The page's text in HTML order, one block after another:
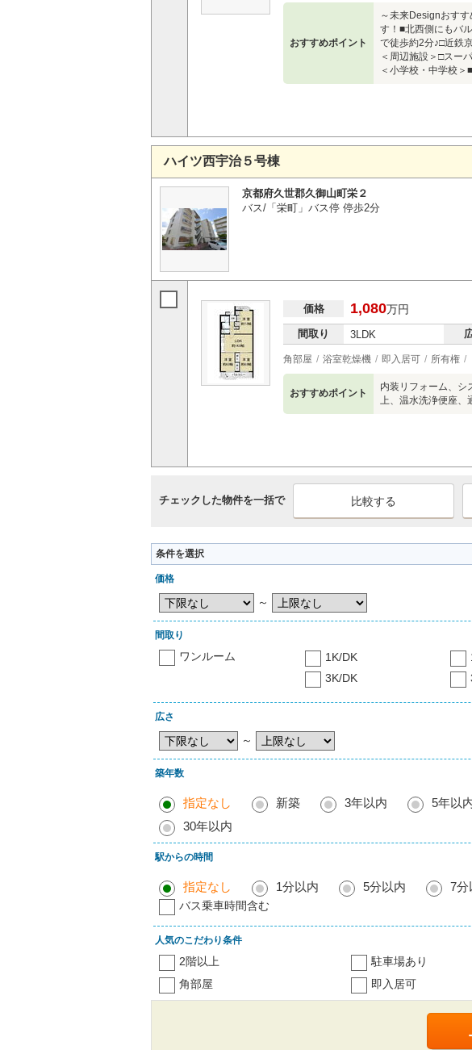
おすすめポイント
～未来Designおす
す！■北西側にもバ
で徒歩約2分♪□近鉄
＜周辺施設＞□スー
＜小学校・中学校
ハイツ西宇治５号棟
京都府久世郡久御山町栄２
バス/「栄町」バス停 停歩2分
価格 1,080万円
間取り 3LDK
角部屋 浴室乾燥機 即入居可 所有権
おすすめポイント
内装リフォーム、シ
上、温水洗浄便座、
チェックした物件を一括で
条件を選択
価格
～
間取り
ワンルーム 1K/DK
3K/DK
広さ
～
築年数
指定なし 新築 3年以内 5年以
30年以内
駅からの時間
指定なし 1分以内 5分以内 7分
バス乗車時間含む
人気のこだわり条件
2階以上 駐車場あり
角部屋
即入居可